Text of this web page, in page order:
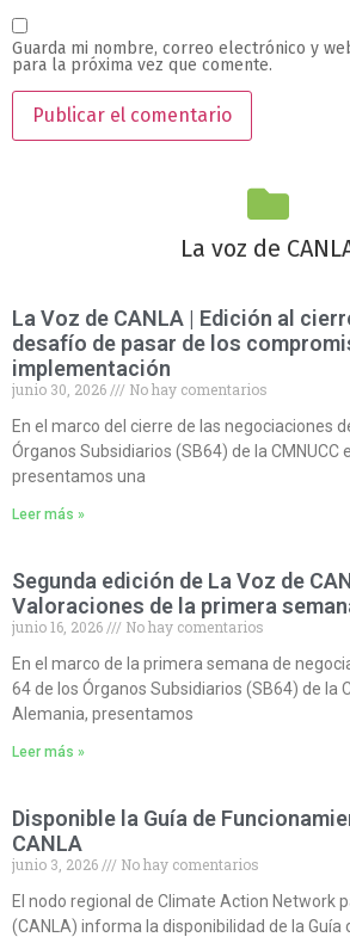
Guarda mi nombre, correo electrónico y
para la próxima vez que comente.
La voz de
La Voz de CANLA | Edición al
desafío de pasar de los
implementación
junio 30, 2026
No hay comentarios
En el marco del cierre de las negociaciones
Órganos Subsidiarios (SB64) de la CMNUCC
presentamos una
Leer más »
Segunda edición de La Voz de
Valoraciones de la primera
junio 16, 2026
No hay comentarios
En el marco de la primera semana de
64 de los Órganos Subsidiarios (SB64) de la
Alemania, presentamos
Leer más »
Disponible la Guía de
CANLA
junio 3, 2026
No hay comentarios
El nodo regional de Climate Action Network
(CANLA) informa la disponibilidad de la Guía